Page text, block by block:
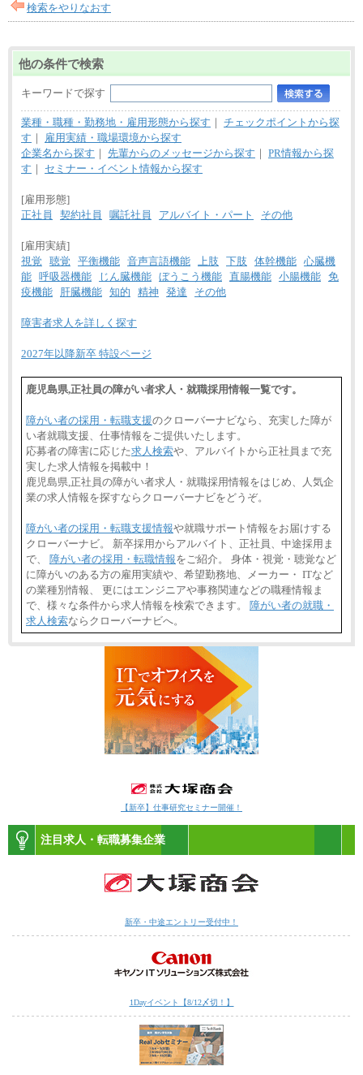
検索をやりなおす
他の条件で検索
キーワードで探す
業種・職種・勤務地・雇用形態から探す ｜ チェックポイントから探
す ｜
雇用実績・職場環境から探す
企業名から探す ｜ 先輩からのメッセージから探す ｜ PR情報から探
す ｜ セミナー・イベント情報から探す
[雇用形態]
正社員
契約社員 嘱託社員 アルバイト・パート その他
[雇用実績]
視覚
聴覚 平衡機能 音声言語機能 上肢 下肢 体幹機能 心臓機
能 呼吸器機能 じん臓機能 ぼうこう機能 直腸機能 小腸機能 免
疫機能
肝臓機能 知的 精神 発達 その他
障害者求人を詳しく探す
2027年以降新卒 特設ページ
鹿児島県,正社員の障がい者求人・就職採用情報一覧です。
障がい者の採用・転職支援のクローバーナビなら、充実した障が
い者就職支援、仕事情報をご提供いたします。
応募者の障害に応じた求人検索や、アルバイトから正社員まで充
実した求人情報を掲載中！
鹿児島県,正社員の障がい者求人・就職採用情報をはじめ、人気企
業の求人情報を探すならクローバーナビをどうぞ。
障がい者の採用・転職支援情報や就職サポート情報をお届けする
クローバーナビ。 新卒採用からアルバイト、正社員、中途採用ま
で、 障がい者の採用・転職情報をご紹介。 身体・視覚・聴覚など
に障がいのある方の雇用実績や、希望勤務地、メーカー・ ITなど
の業種別情報、 更にはエンジニアや事務関連などの職種情報ま
で、様々な条件から求人情報を検索できます。 障がい者の就職・
求人検索ならクローバーナビへ。
【新卒】仕事研究セミナー開催！
注目求人・転職募集企業
新卒・中途エントリー受付中！
1Dayイベント【8/12〆切！】